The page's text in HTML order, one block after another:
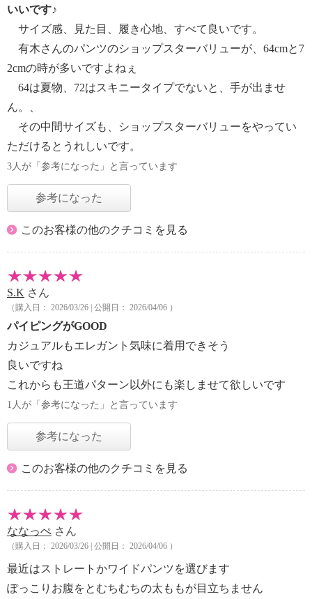
いいです♪
サイズ感、見た目、履き心地、すべて良いです。
有木さんのパンツのショップスターバリューが、64cmと7
2cmの時が多いですよねぇ
64は夏物、72はスキニータイプでないと、手が出ませ
ん。、
その中間サイズも、ショップスターバリューをやってい
ただけるとうれしいです。
3人が「参考になった」と言っています
参考になった
このお客様の他のクチコミを見る
S.K さん
（購入日： 2026/03/26 | 公開日： 2026/04/06 ）
パイピングがGOOD
カジュアルもエレガント気味に着用できそう
良いですね
これからも王道パターン以外にも楽しませて欲しいです
1人が「参考になった」と言っています
参考になった
このお客様の他のクチコミを見る
ななっぺ さん
（購入日： 2026/03/26 | 公開日： 2026/04/06 ）
最近はストレートかワイドパンツを選びます
ぽっこりお腹をとむちむちの太ももが目立ちません